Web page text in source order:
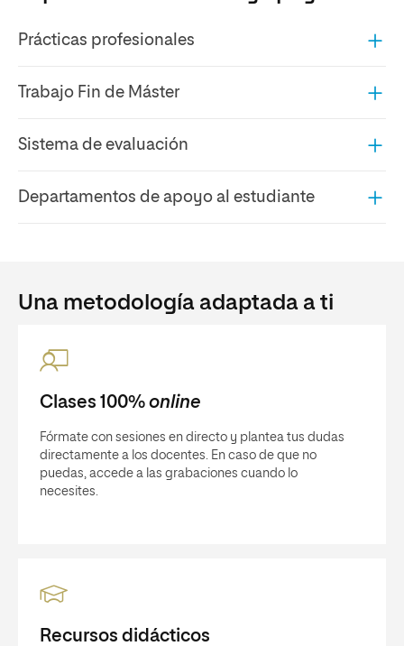
Prácticas profesionales
Trabajo Fin de Máster
Sistema de evaluación
Departamentos de apoyo al estudiante
Una metodología adaptada a ti
Clases 100% online
Fórmate con sesiones en directo y plantea tus dudas
directamente a los docentes. En caso de que no
puedas, accede a las grabaciones cuando lo
necesites.
Recursos didácticos